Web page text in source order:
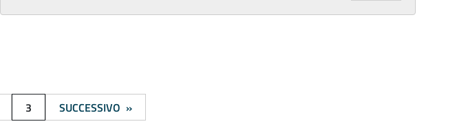
3 SUCCESSIVO »